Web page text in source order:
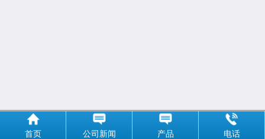
首页 公司新闻 产品 电话